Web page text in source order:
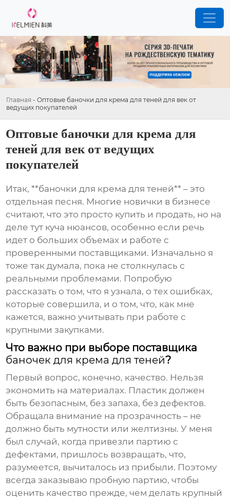
Главная - Оптовые баночки для крема для теней для век от
ведущих покупателей
Оптовые баночки для крема для
теней для век от ведущих
покупателей
Итак, **баночки для крема для теней** – это
отдельная песня. Многие новички в бизнесе
считают, что это просто купить и продать, но на
деле тут куча нюансов, особенно если речь
идет о больших объемах и работе с
проверенными поставщиками. Изначально я
тоже так думала, пока не столкнулась с
реальными проблемами. Попробую
рассказать о том, что я узнала, о тех ошибках,
которые совершила, и о том, что, как мне
кажется, важно учитывать при работе с
крупными закупками.
Что важно при выборе поставщика
баночек для крема для теней?
Первый вопрос, конечно, качество. Нельзя
экономить на материалах. Пластик должен
быть безопасным, без запаха, без дефектов.
Обращала внимание на прозрачность – не
должно быть мутности или желтизны. У меня
был случай, когда привезли партию с
дефектами, пришлось возвращать, что,
разумеется, вычиталось из прибыли. Поэтому
всегда заказываю пробную партию, чтобы
оценить качество прежде, чем делать крупный